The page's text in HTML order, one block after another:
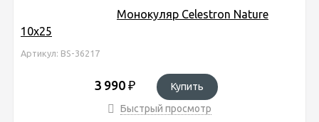
Монокуляр Celestron Nature
10x25
Артикул: BS-36217
3 990 ₽
Купить
Быстрый просмотр